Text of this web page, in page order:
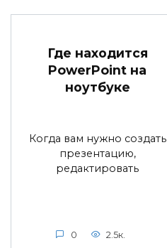
Где находится
PowerPoint на
ноутбуке
Когда вам нужно создать
презентацию,
редактировать
0 2.5к.